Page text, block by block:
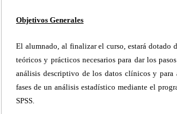
Objetivos Generales
El alumnado, al finalizar el curso, estará dotado
teóricos y prácticos necesarios para dar los
análisis descriptivo de los datos clínicos y para
fases de un análisis estadístico mediante el
SPSS.